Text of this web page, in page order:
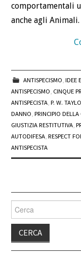
comportamentali
anche agli Animali.
ANTISPECISMO IDEE
ANTISPECISMO CINQUE
ANTISPECISTA ,P. W.
DANNO ,PRINCIPIO
GIUSTIZIA RESTITUTIVA ,
AUTODIFESA ,RESPECT
ANTISPECISTA
per: